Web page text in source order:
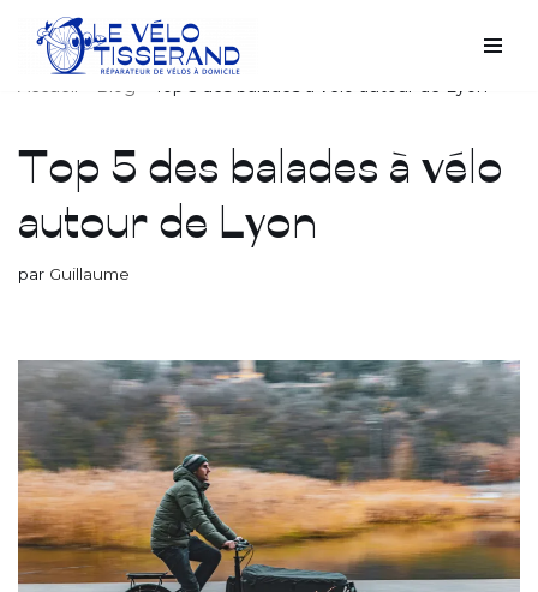
Aller
au
Accueil Blog Top 5 des balades à vélo autour de Lyon
Top 5 des balades à vélo
autour de Lyon
par Guillaume